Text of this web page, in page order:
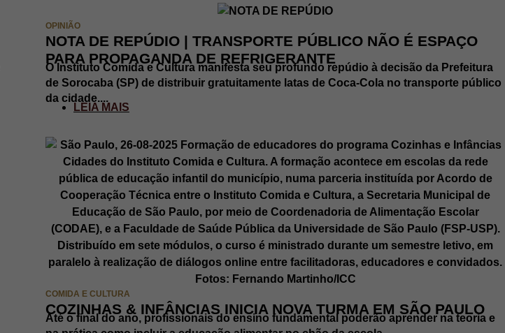
OPINIÃO
NOTA DE REPÚDIO | TRANSPORTE PÚBLICO NÃO É ESPAÇO
PARA PROPAGANDA DE REFRIGERANTE
O Instituto Comida e Cultura manifesta seu profundo repúdio à decisão da Prefeitura
de Sorocaba (SP) de distribuir gratuitamente latas de Coca-Cola no transporte público
da cidade....
LEIA MAIS
COMIDA E CULTURA
COZINHAS & INFÂNCIAS INICIA NOVA TURMA EM SÃO PAULO
Até o final do ano, profissionais do ensino fundamental poderão aprender na teoria e